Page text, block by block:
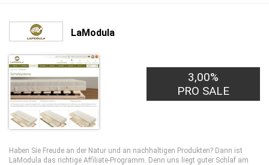
LaModula
3,00%
PRO SALE
Haben Sie Freude an der Natur und an nachhaltigen Produkten? Dann ist
LaModula das richtige Affiliate-Programm. Denn uns liegt guter Schlaf am